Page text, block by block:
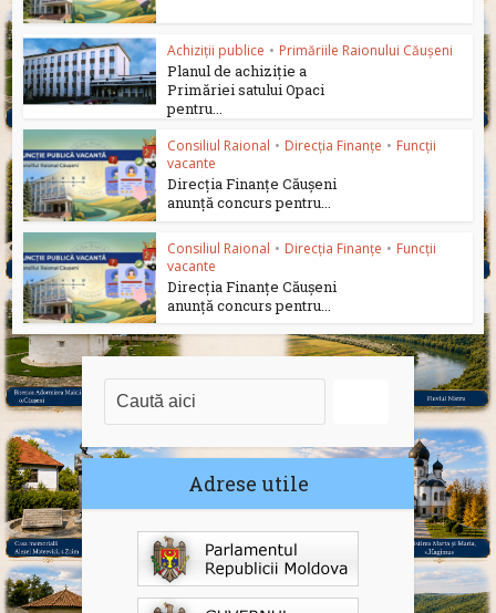
Achiziții publice • Primăriile Raionului Căușeni
Planul de achiziție a
Primăriei satului Opaci
pentru...
Consiliul Raional • Direcția Finanțe • Funcții
vacante
Direcția Finanțe Căușeni
anunță concurs pentru...
Consiliul Raional • Direcția Finanțe • Funcții
vacante
Direcția Finanțe Căușeni
anunță concurs pentru...
Adrese utile